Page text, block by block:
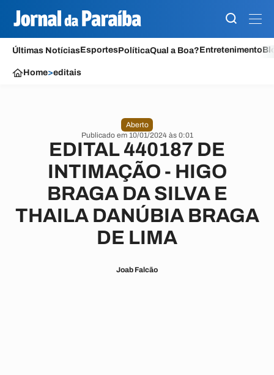
Últimas NotíciasEsportesPolíticaQual a Boa?Entretenimento
Home>editais
Aberto
Publicado em 10/01/2024 às 0:01
EDITAL 440187 DE
INTIMAÇÃO - HIGO
BRAGA DA SILVA E
THAILA DANÚBIA BRAGA
DE LIMA
Joab Falcão